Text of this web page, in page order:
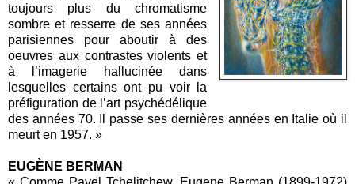
toujours plus du chromatisme
sombre et resserre de ses années
parisiennes pour aboutir à des
oeuvres aux contrastes violents et
à l’imagerie hallucinée dans
lesquelles certains ont pu voir la
préfiguration de l’art psychédélique
des années 70. Il passe ses dernières années en Italie où il
meurt en 1957. »
EUGÈNE BERMAN